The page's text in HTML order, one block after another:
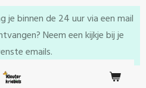
binnen de 24 uur via een mail
Neem een kijkje bij je
emails.